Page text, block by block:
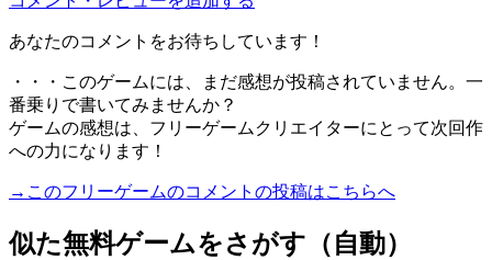
あなたのコメントをお待ちしています！
・・・このゲームには、まだ感想が投稿されていません。一
番乗りで書いてみませんか？
ゲームの感想は、フリーゲームクリエイターにとって次回作
への力になります！
→このフリーゲームのコメントの投稿はこちらへ
似た無料ゲームをさがす（自動）